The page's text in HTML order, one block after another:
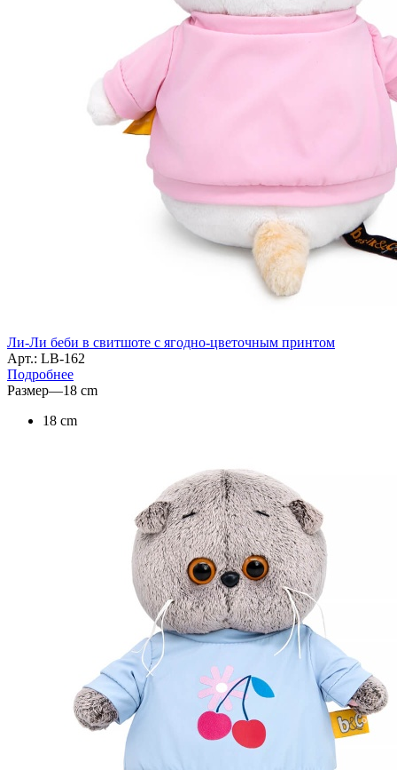
Ли-Ли беби в свитшоте с ягодно-цветочным принтом
Арт.: LB-162
Подробнее
Размер—18 cm
18 cm